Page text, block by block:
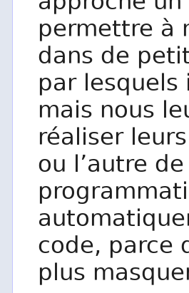
permettre à
dans de
par
mais nous
réaliser
ou l’autre
code, parce
plus